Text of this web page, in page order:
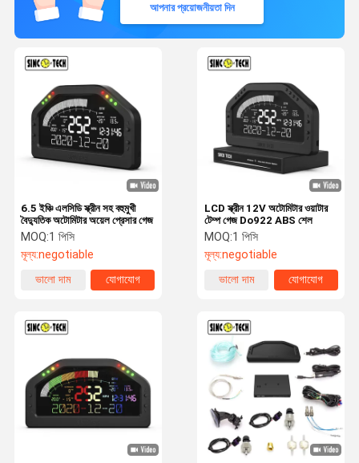
আপনার প্রয়োজনীয়তা দিন
LCD স্ক্রীন 12V অটোমিটার ওয়াটার
টেম্প গেজ Do922 ABS শেল
MOQ:1 পিসি
মূল্য:negotiable
ভালো দাম
যোগাযোগ
6.5 ইঞ্চি এলসিডি স্ক্রীন সহ বহুমুখী
বৈদ্যুতিক অটোমিটার অয়েল প্রেসার গেজ
MOQ:1 পিসি
মূল্য:negotiable
ভালো দাম
যোগাযোগ